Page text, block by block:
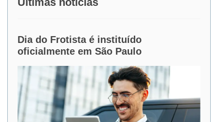
Dia do Frotista é instituído
oficialmente em São Paulo